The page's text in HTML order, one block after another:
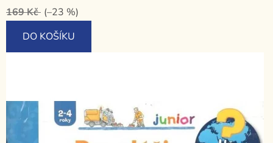
169 Kč (–23 %)
DO KOŠÍKU